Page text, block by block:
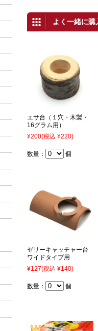
よく一緒に
エサ台（１穴・木製・
16グラム用）
¥200(税込 ¥220)
数量： 個
ゼリーキャッチャー台
ワイドタイプ用
¥127(税込 ¥140)
数量： 個